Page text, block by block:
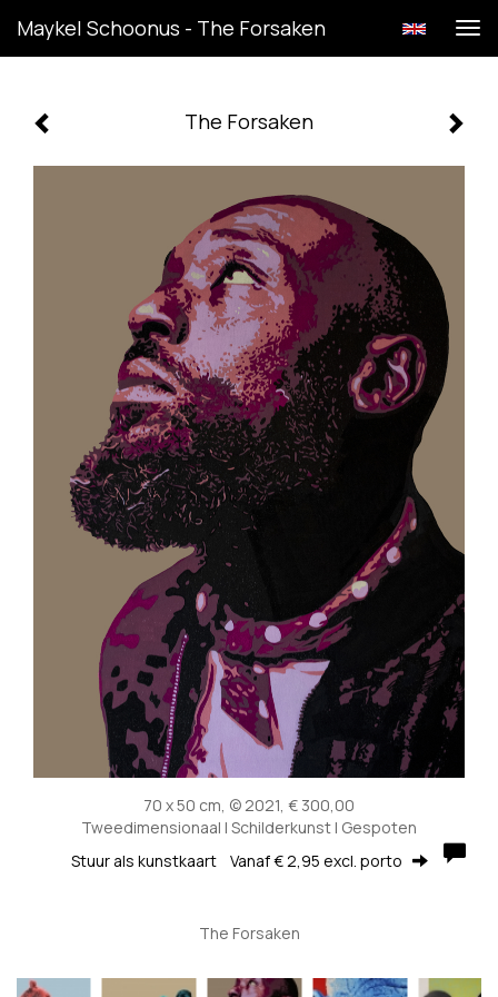
Maykel Schoonus - The Forsaken
The Forsaken
70 x 50 cm, © 2021, € 300,00
Tweedimensionaal | Schilderkunst | Gespoten
Stuur als kunstkaart Vanaf € 2,95 excl. porto
The Forsaken